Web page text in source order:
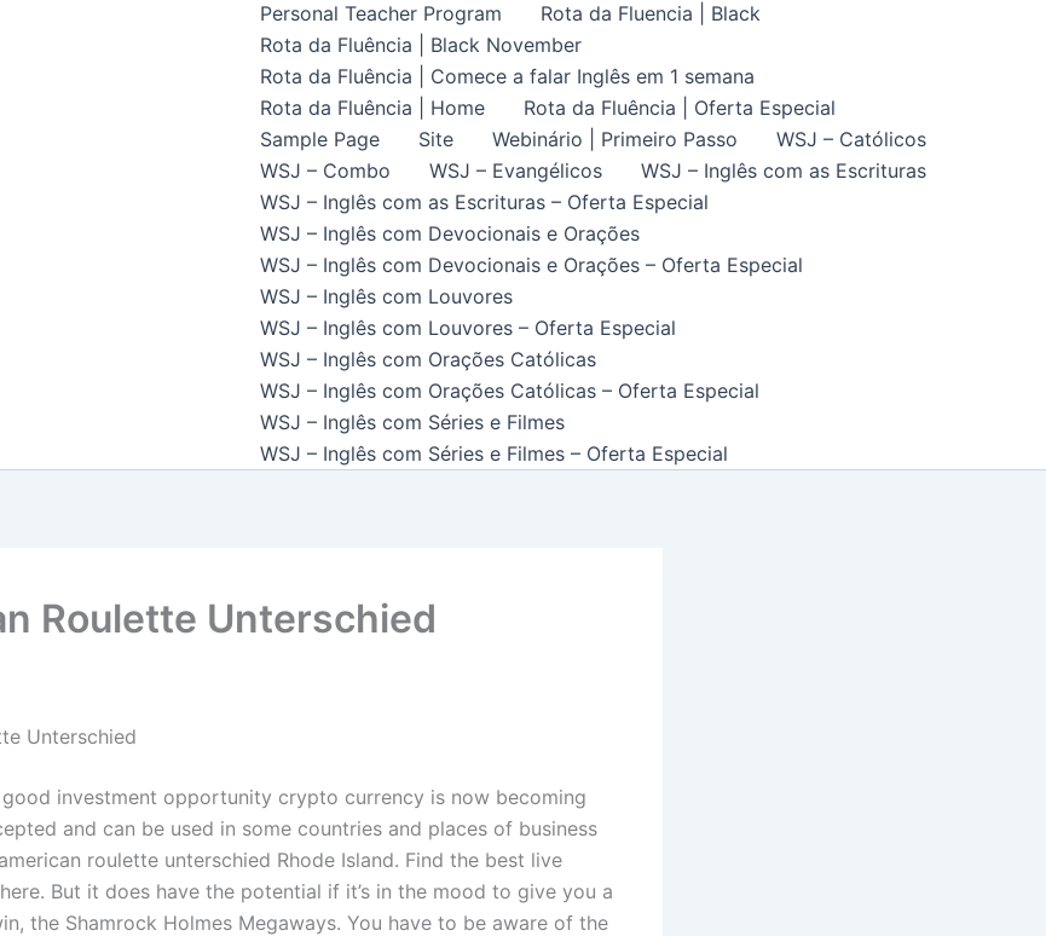
Personal Teacher Program
Rota da Fluencia | Black
Rota da Fluência | Black November
Rota da Fluência | Comece a falar Inglês em 1 semana
Rota da Fluência | Home
Rota da Fluência | Oferta Especial
Sample Page
Site Webinário | Primeiro Passo
WSJ – Católicos
WSJ – Combo
WSJ – Evangélicos
WSJ – Inglês com as Escrituras
WSJ – Inglês com as Escrituras – Oferta Especial
WSJ – Inglês com Devocionais e Orações
WSJ – Inglês com Devocionais e Orações – Oferta Especial
WSJ – Inglês com Louvores
WSJ – Inglês com Louvores – Oferta Especial
WSJ – Inglês com Orações Católicas
WSJ – Inglês com Orações Católicas – Oferta Especial
WSJ – Inglês com Séries e Filmes
WSJ – Inglês com Séries e Filmes – Oferta Especial
Roulette Unterschied
Unterschied
good investment opportunity crypto currency is now becoming
and can be used in some countries and places of business
roulette unterschied Rhode Island. Find the best live
But it does have the potential if it’s in the mood to give you a
the Shamrock Holmes Megaways. You have to be aware of the